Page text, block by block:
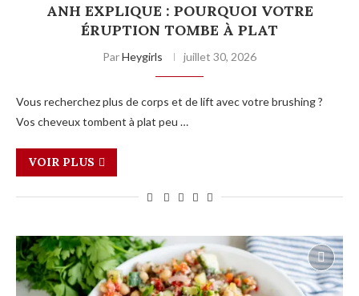
ANH EXPLIQUE : POURQUOI VOTRE
ÉRUPTION TOMBE À PLAT
ParHeygirls juillet 30, 2026
Vous recherchez plus de corps et de lift avec votre brushing ?
Vos cheveux tombent à plat peu …
VOIR PLUS